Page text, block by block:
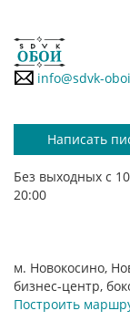
info@sdvk-
Написать
Без выходных с
20:00
м. Новокосино,
бизнес-центр,
Построить